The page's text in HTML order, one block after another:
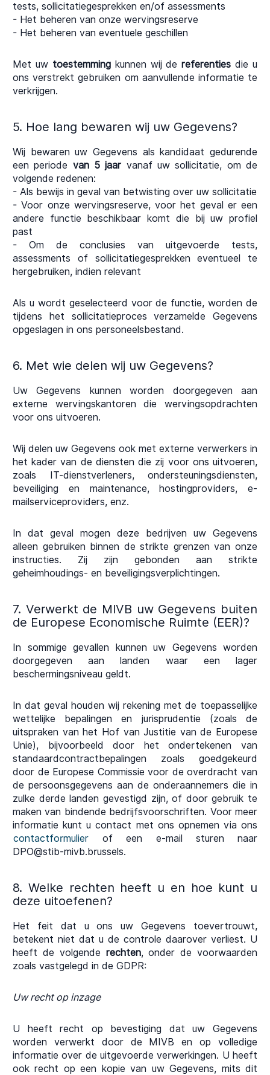
tests, sollicitatiegesprekken en/of assessments
- Het beheren van onze wervingsreserve
- Het beheren van eventuele geschillen
Met uw toestemmingkunnen wij dereferenties die u
ons verstrekt gebruiken om aanvullende informatie te
verkrijgen.
5. Hoe lang bewaren wij uw Gegevens?
Wij bewaren uw Gegevens als kandidaat gedurende
een periode van 5 jaar vanaf uw sollicitatie, om de
volgende redenen:
- Als bewijs in geval van betwisting over uw sollicitatie
- Voor onze wervingsreserve, voor het geval er een
andere functie beschikbaar komt die bij uw profiel
past
- Om de conclusies van uitgevoerde tests,
assessments of sollicitatiegesprekken eventueel te
hergebruiken, indien relevant
Als u wordt geselecteerd voor de functie, worden de
tijdens het sollicitatieproces verzamelde Gegevens
opgeslagen in ons personeelsbestand.
6. Met wie delen wij uw Gegevens?
Uw Gegevens kunnen worden doorgegeven aan
externe wervingskantoren die wervingsopdrachten
voor ons uitvoeren.
Wij delen uw Gegevens ook met externe verwerkers in
het kader van de diensten die zij voor ons uitvoeren,
zoals IT-dienstverleners, ondersteuningsdiensten,
beveiliging en maintenance, hostingproviders, e-
mailserviceproviders, enz.
In dat geval mogen deze bedrijven uw Gegevens
alleen gebruiken binnen de strikte grenzen van onze
instructies. Zij zijn gebonden aan strikte
geheimhoudings- en beveiligingsverplichtingen.
7. Verwerkt de MIVB uw Gegevens buiten
de Europese Economische Ruimte (EER)?
In sommige gevallen kunnen uw Gegevens worden
doorgegeven aan landen waar een lager
beschermingsniveau geldt.
In dat geval houden wij rekening met de toepasselijke
wettelijke bepalingen en jurisprudentie (zoals de
uitspraken van het Hof van Justitie van de Europese
Unie), bijvoorbeeld door het ondertekenen van
standaardcontractbepalingen zoals goedgekeurd
door de Europese Commissie voor de overdracht van
de persoonsgegevens aan de onderaannemers die in
zulke derde landen gevestigd zijn, of door gebruik te
maken van bindende bedrijfsvoorschriften. Voor meer
informatie kunt u contact met ons opnemen via ons
contactformulier of een e-mail sturen naar
DPO@stib-mivb.brussels.
8. Welke rechten heeft u en hoe kunt u
deze uitoefenen?
Het feit dat u ons uw Gegevens toevertrouwt,
betekent niet dat u de controle daarover verliest. U
heeft de volgende rechten, onder de voorwaarden
zoals vastgelegd in de GDPR:
Uw recht op inzage
U heeft recht op bevestiging dat uw Gegevens
worden verwerkt door de MIVB en op volledige
informatie over de uitgevoerde verwerkingen. U heeft
ook recht op een kopie van uw Gegevens, mits dit